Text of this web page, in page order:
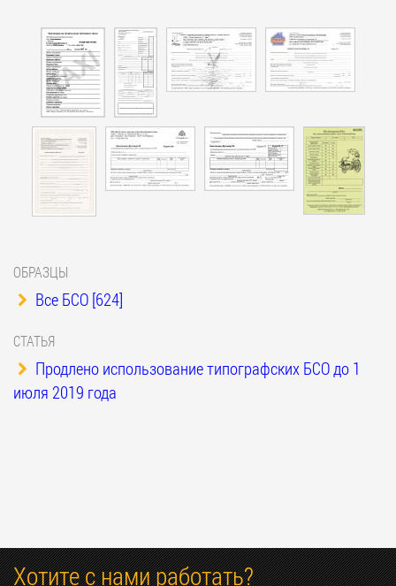
ОБРАЗЦЫ
Все БСО [624]
СТАТЬЯ
Продлено использование типографских БСО до 1
июля 2019 года
Хотите с нами работать?